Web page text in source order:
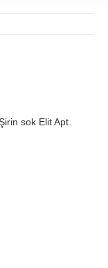
sok Elit Apt.